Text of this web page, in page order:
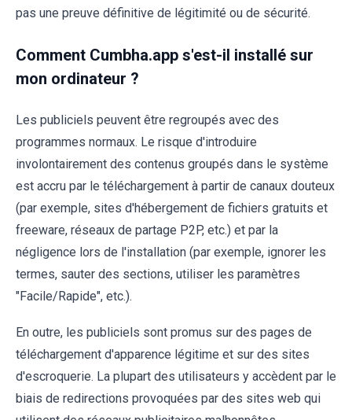
pas une preuve définitive de légitimité ou de sécurité.
Comment Cumbha.app s'est-il installé sur
mon ordinateur ?
Les publiciels peuvent être regroupés avec des
programmes normaux. Le risque d'introduire
involontairement des contenus groupés dans le système
est accru par le téléchargement à partir de canaux douteux
(par exemple, sites d'hébergement de fichiers gratuits et
freeware, réseaux de partage P2P, etc.) et par la
négligence lors de l'installation (par exemple, ignorer les
termes, sauter des sections, utiliser les paramètres
"Facile/Rapide", etc.).
En outre, les publiciels sont promus sur des pages de
téléchargement d'apparence légitime et sur des sites
d'escroquerie. La plupart des utilisateurs y accèdent par le
biais de redirections provoquées par des sites web qui